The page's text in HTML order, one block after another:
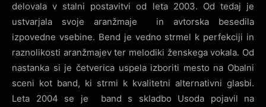
delovala v stalni postavitvi od leta 2003. Od tedaj je
ustvarjala svoje aranžmaje in avtorska besedila
izpovedne vsebine. Bend je vedno strmel k perfekciji in
raznolikosti aranžmajev ter melodiki ženskega vokala. Od
nastanka si je četverica uspela izboriti mesto na Obalni
sceni kot band, ki strmi k kvalitetni alternativni glasbi.
Leta 2004 se je band s skladbo Usoda pojavil na